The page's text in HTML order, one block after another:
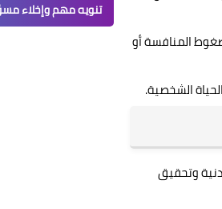
المنافسة أو
الشخصية.
وتحقيق
تنويه مهم وإخلاء